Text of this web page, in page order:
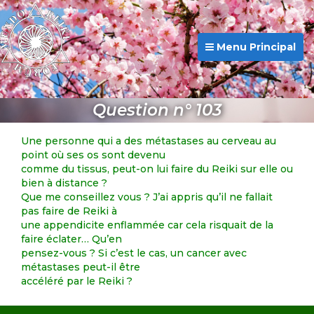
Menu Principal
Question n° 103
Une personne qui a des métastases au cerveau au
point où ses os sont devenu
comme du tissus, peut-on lui faire du Reiki sur elle ou
bien à distance ?
Que me conseillez vous ? J’ai appris qu’il ne fallait
pas faire de Reiki à
une appendicite enflammée car cela risquait de la
faire éclater… Qu’en
pensez-vous ? Si c’est le cas, un cancer avec
métastases peut-il être
accéléré par le Reiki ?